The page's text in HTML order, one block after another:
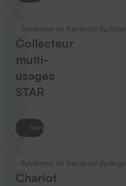
Systèmes de transport du linge
Collecteur
multi-
usages
STAR
Vers le produit
Systèmes de transport du linge
Chariot